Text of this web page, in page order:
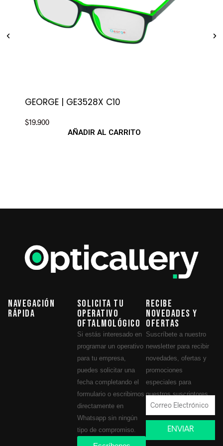
GEORGE | GE3528X C10
$19.900
AÑADIR AL CARRITO
Navegación
Rápida
Solicita tu
operativo
oftalmológico
Si estás interesado en
programar un operativo
para tu empresa,
puedes solicitar una
fecha completando el
formulario o escribirnos
directamente en
Whatsapp sin ningún
tipo de compromiso.
Recibe
novedades y
ofertas
Suscríbete a nuestro
newsletter para recibir
novedades, ofertas y
promociones
especiales para
nuestros suscriptores.
ENVIAR